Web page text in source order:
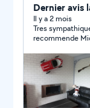
Dernier avis
Il y a 2 mois
Tres
recommende